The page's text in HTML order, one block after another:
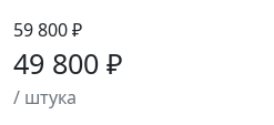
59 800 ₽
49 800 ₽
/ штука